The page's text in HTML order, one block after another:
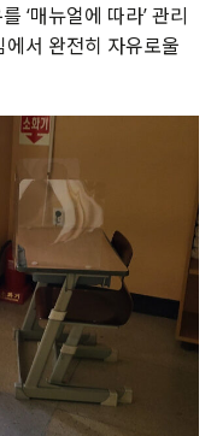
‘매뉴얼에 따라’ 관리
서 완전히 자유로울